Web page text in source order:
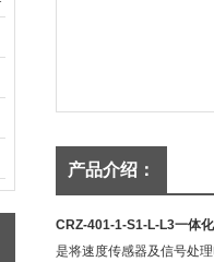
产品介绍：
CRZ-401-1-S1-L-L3一体
是将速度传感器及信号处